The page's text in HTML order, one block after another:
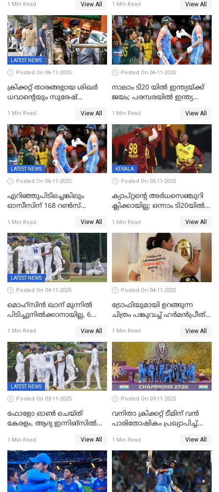
1 Min Read View All 1 Min Read View All
LATEST NEWS
Posted On 06-11-2025
ക്രിക്കറ്റ് താരങ്ങളായ ശിഖർ
ധവാന്‍റെയും സുരേഷ്
കണ്ടുകെട്ടി
1 Min Read View All
Posted On 06-11-2025
നാലാം ടി20 യില്‍ ഇന്ത്യയ്ക്ക്
ജയം; പരമ്പരയിൽ ഇന്ത്യ
1 Min Read View All
LATEST NEWS
Posted On 06-11-2025
എറിഞ്ഞുപിടിച്ചെങ്കിലും
ഓസീസിന് 168 റൺസ്
1 Min Read View All
KERALA
Posted On 05-11-2025
ക്യാപ്റ്റന്റെ അർധസെഞ്ചുറി
ക്ലിക്കായില്ല; ഒന്നാം ടി20യിൽ
വിൻഡീസിന് ജയം
1 Min Read View All
LATEST NEWS
Posted On 04-11-2025
മൊഹ്സിൻ ഖാന് മുന്നിൽ
പിടിച്ചുനിൽക്കാനായില്ല, 6
കേരളത്തിന് ഇന്നിംഗ്സ്
തോല്‍വി
1 Min Read View All
Posted On 04-11-2025
ട്രോഫിയുമായി ഉറങ്ങുന്ന
ചിത്രം പങ്കുവച്ച് ഹര്‍മന്‍പ്രീത്
1 Min Read View All
LATEST NEWS
Posted On 03-11-2025
ഫോളോ ഓൺ ചെയ്ത്
കേരളം, ആദ്യ ഇന്നിങ്സിൽ
രഞ്ജിയിൽ കർണാടകയ്ക്ക്
കൂറ്റൻ ലീഡ്
1 Min Read View All
Posted On 03-11-2025
വനിതാ ക്രിക്കറ്റ് ടീമിന് വൻ
പാരിതോഷികം പ്രഖ്യാപിച്ച്
1 Min Read View All